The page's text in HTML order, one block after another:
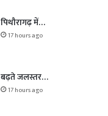
पिथौरागढ़ में…
17 hours ago
बढ़ते जलस्तर…
17 hours ago